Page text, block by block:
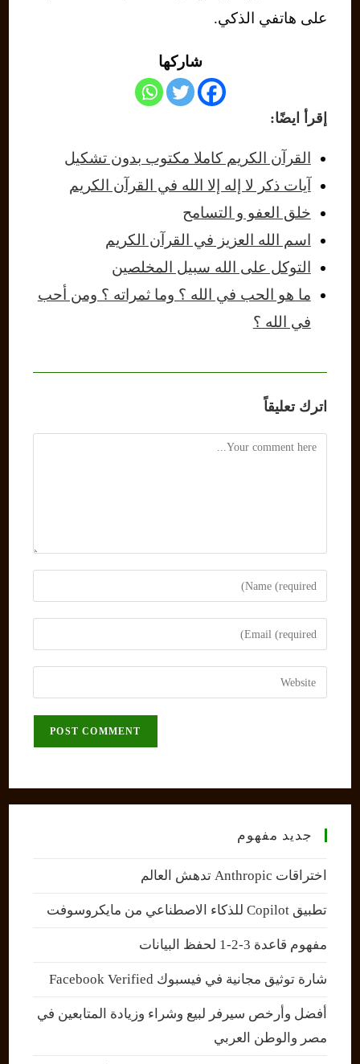
على هاتفي الذكي.
شاركها
إقرأ ايضًا:
القرآن الكريم كاملا مكتوب بدون تشكيل
آيات ذكر لا إله إلا الله في القرآن الكريم
خلق العفو و التسامح
اسم الله العزيز في القرآن الكريم
التوكل على الله سبيل المخلصين
ما هو الحب في الله ؟ وما ثمراته ؟ ومن أحب
في الله ؟
اترك تعليقاً
Comment
Enter
your
name
comment
Enter
your
email
address
Enter
your
جديد مفهوم
اختراقات Anthropic تدهش العالم
تطبيق Copilot للذكاء الاصطناعي من مايكروسوفت
مفهوم قاعدة 3-2-1 لحفظ البيانات
شارة توثيق مجانية في فيسبوك Facebook Verified
أفضل وأرخص سيرفر لبيع وشراء وزيادة المتابعين في
مصر والوطن العربي